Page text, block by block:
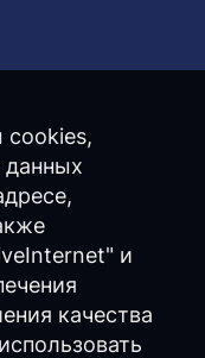
cookies,
данных
и
качества